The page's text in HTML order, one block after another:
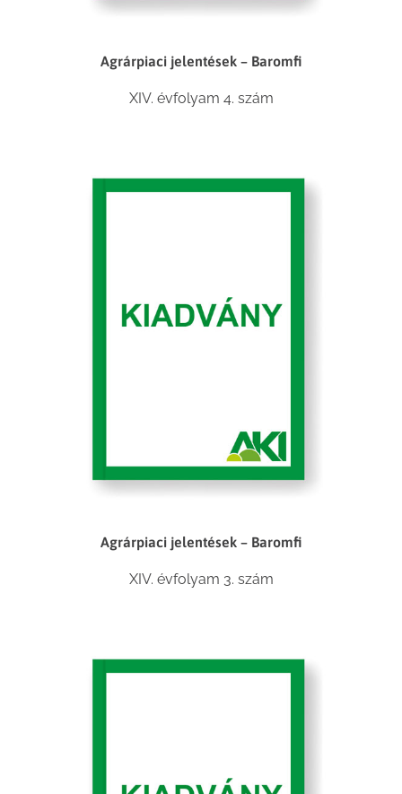
Agrárpiaci jelentések – Baromfi
XIV. évfolyam 4. szám
Agrárpiaci jelentések – Baromfi
XIV. évfolyam 3. szám